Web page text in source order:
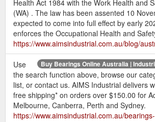
Informations sur les
Overview of Work Health and Safety
The
Commonwealth. In 2020, Western Australia
WHS Act 2011 and replace the
Health Act 1984 with the Work Health and
(WA) . The law has been assented 10
expected to come into full effect by early